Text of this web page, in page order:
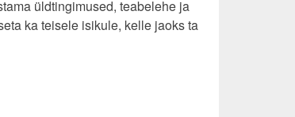
üldtingimused, teabelehe ja
ka teisele isikule, kelle jaoks ta